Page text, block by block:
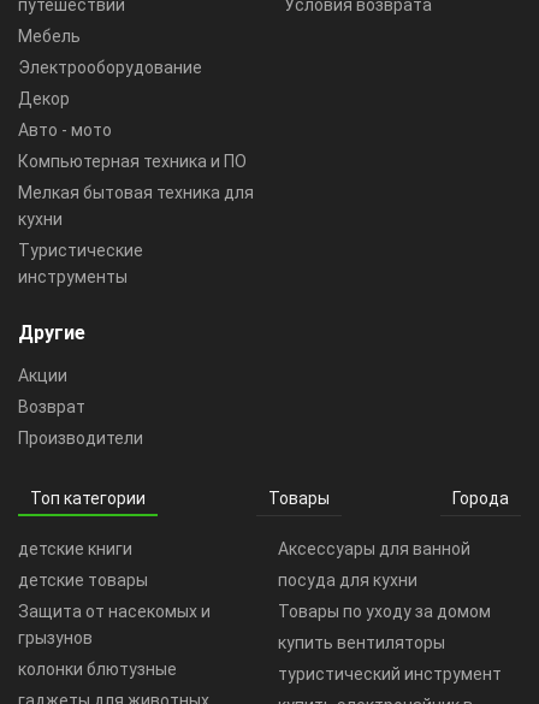
путешествий
Мебель
Электрооборудование
Декор
Авто - мото
Компьютерная техника и ПО
Мелкая бытовая техника для
кухни
Туристические
инструменты
Условия возврата
Другие
Акции
Возврат
Производители
Топ категории Товары Города
детские книги
детские товары
Защита от насекомых и
грызунов
колонки блютузные
Аксессуары для ванной
посуда для кухни
Товары по уходу за домом
купить вентиляторы
туристический инструмент